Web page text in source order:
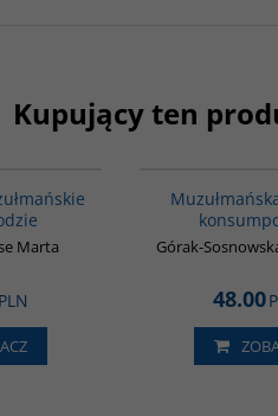
Kupujący ten
Marta
PLN
Górak-
48.00